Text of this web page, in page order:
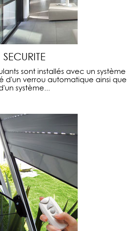
SECURITE
sont installés avec un système
d'un verrou automatique ainsi que
système...